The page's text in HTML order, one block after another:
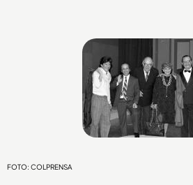
FOTO: COLPRENSA